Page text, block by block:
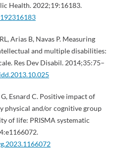
Health. 2022;19:16183.
Arias B, Navas P. Measuring
and multiple disabilities:
Res Dev Disabil. 2014;35:75–
Esnard C. Positive impact of
physical and/or cognitive group
of life: PRISMA systematic